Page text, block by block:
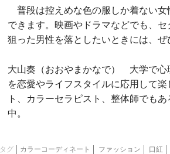
普段は控えめな色の服しか着ない女
できます。映画やドラマなどでも、
狙った男性を落としたいときには、ぜ
大山奏（おおやまかなで） 大学で心
を恋愛やライフスタイルに応用して
ト、カラーセラピスト、整体師でも
中。
タグ カラーコーディネート ファッション 口紅